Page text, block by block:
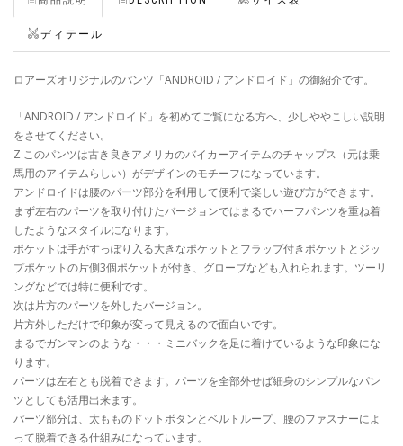
ディテール
ロアーズオリジナルのパンツ「ANDROID / アンドロイド」の御紹介です。
「ANDROID / アンドロイド」を初めてご覧になる方へ、少しややこしい説明
をさせてください。
Z このパンツは古き良きアメリカのバイカーアイテムのチャップス（元は乗
馬用のアイテムらしい）がデザインのモチーフになっています。
アンドロイドは腰のパーツ部分を利用して便利で楽しい遊び方ができます。
まず左右のパーツを取り付けたバージョンではまるでハーフパンツを重ね着
したようなスタイルになります。
ポケットは手がすっぽり入る大きなポケットとフラップ付きポケットとジッ
プポケットの片側3個ポケットが付き、グローブなども入れられます。ツーリ
ングなどでは特に便利です。
次は片方のパーツを外したバージョン。
片方外しただけで印象が変って見えるので面白いです。
まるでガンマンのような・・・ミニバックを足に着けているような印象にな
ります。
パーツは左右とも脱着できます。パーツを全部外せば細身のシンプルなパン
ツとしても活用出来ます。
パーツ部分は、太もものドットボタンとベルトループ、腰のファスナーによ
って脱着できる仕組みになっています。